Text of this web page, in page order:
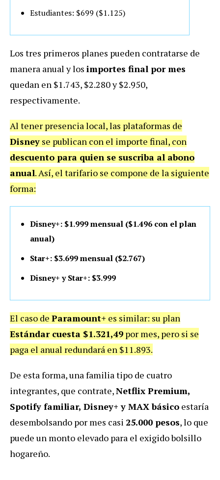
Estudiantes: $699 ($1.125)
Los tres primeros planes pueden contratarse de
manera anual y los importes final por mes
quedan en $1.743, $2.280 y $2.950,
respectivamente.
Al tener presencia local, las plataformas de
Disney se publican con el importe final, con
descuento para quien se suscriba al abono
anual. Así, el tarifario se compone de la siguiente
forma:
Disney+: $1.999 mensual ($1.496 con el plan
anual)
Star+: $3.699 mensual ($2.767)
Disney+ y Star+: $3.999
El caso de Paramount+ es similar: su plan
Estándar cuesta $1.321,49 por mes, pero si se
paga el anual redundará en $11.893.
De esta forma, una familia tipo de cuatro
integrantes, que contrate,Netflix Premium,
Spotify familiar, Disney+ y MAX básico estaría
desembolsando por mes casi 25.000 pesos, lo que
puede un monto elevado para el exigido bolsillo
hogareño.